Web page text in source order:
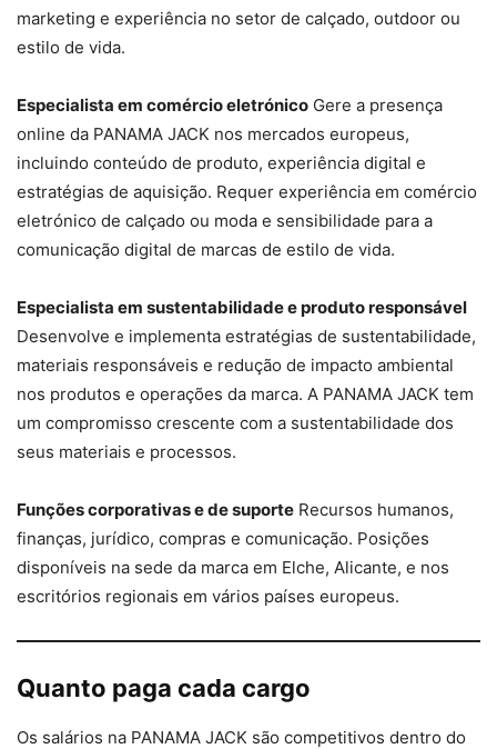
marketing e experiência no setor de calçado, outdoor ou
estilo de vida.
Especialista em comércio eletrónico Gere a presença
online da PANAMA JACK nos mercados europeus,
incluindo conteúdo de produto, experiência digital e
estratégias de aquisição. Requer experiência em comércio
eletrónico de calçado ou moda e sensibilidade para a
comunicação digital de marcas de estilo de vida.
Especialista em sustentabilidade e produto responsável
Desenvolve e implementa estratégias de sustentabilidade,
materiais responsáveis e redução de impacto ambiental
nos produtos e operações da marca. A PANAMA JACK tem
um compromisso crescente com a sustentabilidade dos
seus materiais e processos.
Funções corporativas e de suporte Recursos humanos,
finanças, jurídico, compras e comunicação. Posições
disponíveis na sede da marca em Elche, Alicante, e nos
escritórios regionais em vários países europeus.
Quanto paga cada cargo
Os salários na PANAMA JACK são competitivos dentro do